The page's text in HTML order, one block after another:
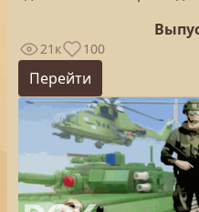
21к 100
Перейти